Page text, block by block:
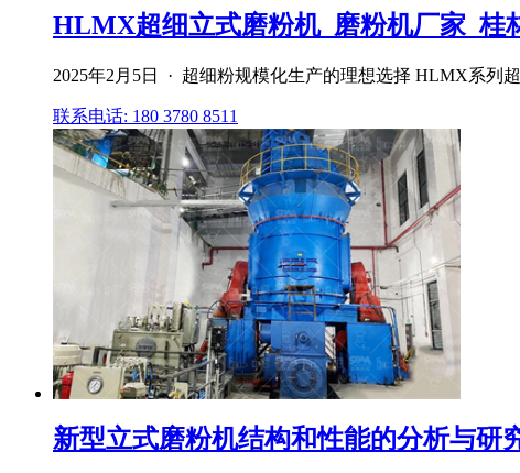
HLMX超细立式磨粉机_磨粉机厂家_桂
2025年2月5日 · 超细粉规模化生产的理想选择 HLMX系列
联系电话: 180 3780 8511
新型立式磨粉机结构和性能的分析与研